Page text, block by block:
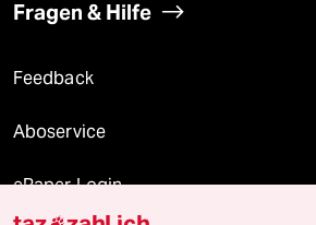
Fragen & Hilfe
Feedback
Aboservice
ePaper Login